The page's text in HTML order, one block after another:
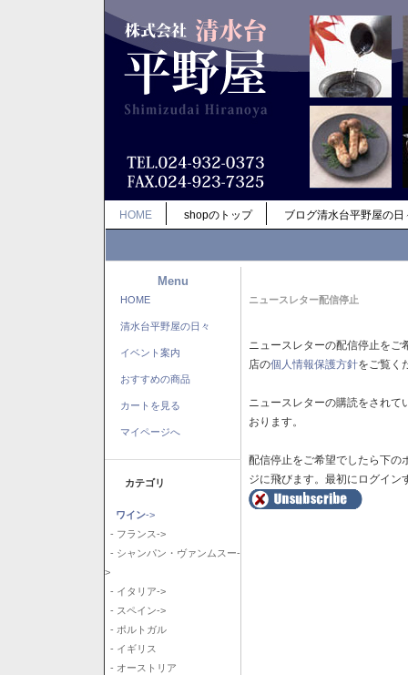
HOME shopのトップ ブログ清水台平野屋の日
Menu
HOME
清水台平野屋の日々
イベント案内
おすすめの商品
カートを見る
マイページへ
カテゴリ
ワイン->
- フランス->
- シャンパン・ヴァンムスー-
>
- イタリア->
- スペイン->
- ポルトガル
- イギリス
- オーストリア
ニュースレター配信停止
ニュースレターの配信停止を
店の個人情報保護方針をご覧く
ニュースレターの購読をされ
おります。
配信停止をご希望でしたら下の
ジに飛びます。最初にログイン